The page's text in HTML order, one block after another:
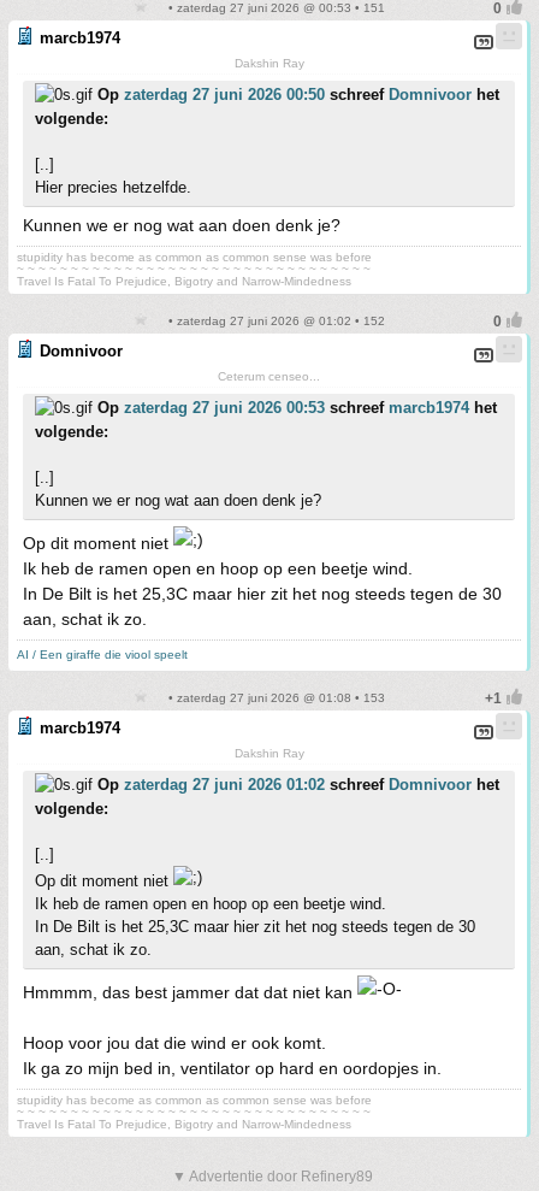
• zaterdag 27 juni 2026 @ 00:53 • 151
marcb1974
Dakshin Ray
Op zaterdag 27 juni 2026 00:50 schreef Domnivoor het
volgende:
[..]
Hier precies hetzelfde.
Kunnen we er nog wat aan doen denk je?
stupidity has become as common as common sense was before
~ ~ ~ ~ ~ ~ ~ ~ ~ ~ ~ ~ ~ ~ ~ ~ ~ ~ ~ ~ ~ ~ ~ ~ ~ ~ ~ ~ ~ ~ ~ ~ ~
Travel Is Fatal To Prejudice, Bigotry and Narrow-Mindedness
• zaterdag 27 juni 2026 @ 01:02 • 152
Domnivoor
Ceterum censeo...
Op zaterdag 27 juni 2026 00:53 schreef marcb1974het
volgende:
[..]
Kunnen we er nog wat aan doen denk je?
Op dit moment niet
Ik heb de ramen open en hoop op een beetje wind.
In De Bilt is het 25,3C maar hier zit het nog steeds tegen de 30
aan, schat ik zo.
AI / Een giraffe die viool speelt
• zaterdag 27 juni 2026 @ 01:08 • 153
marcb1974
Dakshin Ray
Op zaterdag 27 juni 2026 01:02 schreef Domnivoor het
volgende:
[..]
Op dit moment niet
Ik heb de ramen open en hoop op een beetje wind.
In De Bilt is het 25,3C maar hier zit het nog steeds tegen de 30
aan, schat ik zo.
Hmmmm, das best jammer dat dat niet kan
Hoop voor jou dat die wind er ook komt.
Ik ga zo mijn bed in, ventilator op hard en oordopjes in.
stupidity has become as common as common sense was before
~ ~ ~ ~ ~ ~ ~ ~ ~ ~ ~ ~ ~ ~ ~ ~ ~ ~ ~ ~ ~ ~ ~ ~ ~ ~ ~ ~ ~ ~ ~ ~ ~
Travel Is Fatal To Prejudice, Bigotry and Narrow-Mindedness
▼ Advertentie door Refinery89